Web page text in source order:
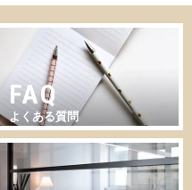
FAQ
よくある質問